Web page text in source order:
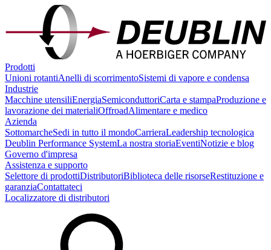
Prodotti
Unioni rotantiAnelli di scorrimentoSistemi di vapore e condensa
Industrie
Macchine utensiliEnergiaSemiconduttoriCarta e stampaProduzione e
lavorazione dei materialiOffroadAlimentare e medico
Azienda
SottomarcheSedi in tutto il mondoCarrieraLeadership tecnologica
Deublin Performance SystemLa nostra storiaEventiNotizie e blog
Governo d'impresa
Assistenza e supporto
Selettore di prodottiDistributoriBiblioteca delle risorseRestituzione e
garanziaContattateci
Localizzatore di distributori